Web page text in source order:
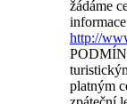
žádáme
http://
platným